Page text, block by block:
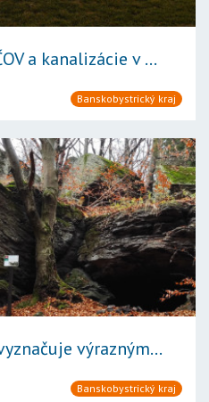
a kanalizácie v ...
Banskobystrický kraj
výrazným...
Banskobystrický kraj